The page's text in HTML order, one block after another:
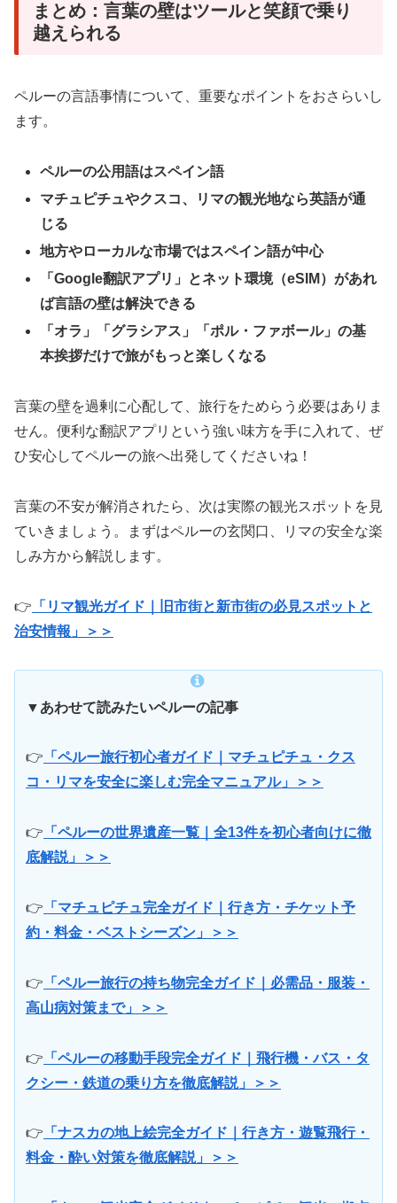
まとめ：言葉の壁はツールと笑顔で乗り
越えられる
ペルーの言語事情について、重要なポイントをおさらいし
ます。
ペルーの公用語はスペイン語
マチュピチュやクスコ、リマの観光地なら英語が通
じる
地方やローカルな市場ではスペイン語が中心
「Google翻訳アプリ」とネット環境（eSIM）があれ
ば言語の壁は解決できる
「オラ」「グラシアス」「ポル・ファボール」の基
本挨拶だけで旅がもっと楽しくなる
言葉の壁を過剰に心配して、旅行をためらう必要はありま
せん。便利な翻訳アプリという強い味方を手に入れて、ぜ
ひ安心してペルーの旅へ出発してくださいね！
言葉の不安が解消されたら、次は実際の観光スポットを見
ていきましょう。まずはペルーの玄関口、リマの安全な楽
しみ方から解説します。
👉 「リマ観光ガイド｜旧市街と新市街の必見スポットと
治安情報」＞＞
▼ あわせて読みたいペルーの記事
👉 「ペルー旅行初心者ガイド｜マチュピチュ・クス
コ・リマを安全に楽しむ完全マニュアル」＞＞
👉 「ペルーの世界遺産一覧｜全13件を初心者向けに徹
底解説」＞＞
👉 「マチュピチュ完全ガイド｜行き方・チケット予
約・料金・ベストシーズン」＞＞
👉 「ペルー旅行の持ち物完全ガイド｜必需品・服装・
高山病対策まで」＞＞
👉 「ペルーの移動手段完全ガイド｜飛行機・バス・タ
クシー・鉄道の乗り方を徹底解説」＞＞
👉 「ナスカの地上絵完全ガイド｜行き方・遊覧飛行・
料金・酔い対策を徹底解説」＞＞